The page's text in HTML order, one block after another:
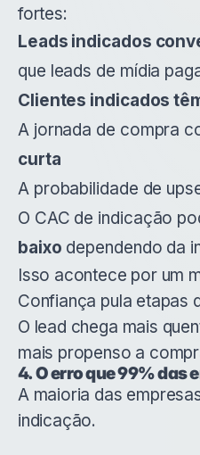
fortes:
Leads indicados
que leads de mídia
Clientes indicados
A jornada de compra
curta
A probabilidade de
O CAC de indicação
baixo dependendo da
Isso acontece por um
Confiança pula etapas
O lead chega mais
mais propenso a
4. O erro que 99% das
A maioria das
indicação.